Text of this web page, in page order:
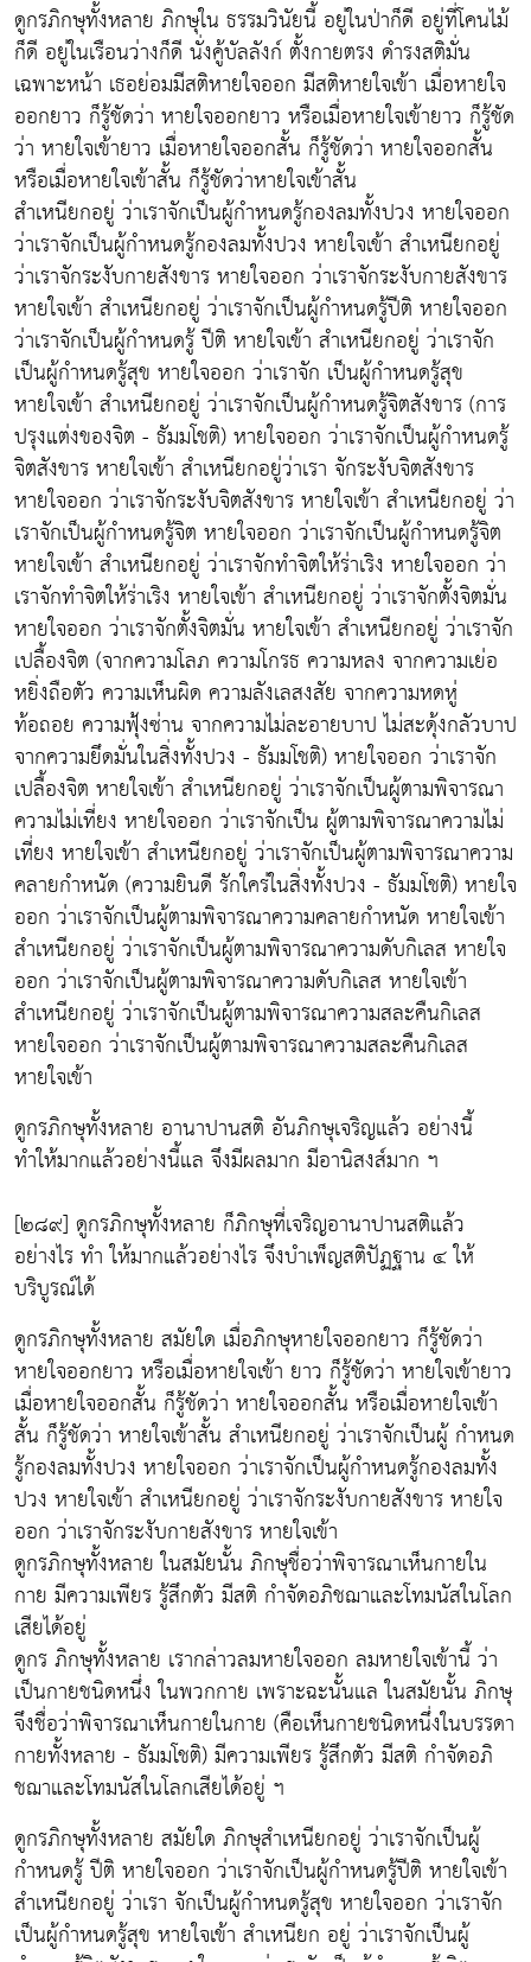
ดูกรภิกษุทั้งหลาย ภิกษุใน ธรรมวินัยนี้ อยู่ในป่าก็ดี อยู่ที่โคนไม้
ก็ดี อยู่ในเรือนว่างก็ดี นั่งคู้บัลลังก์ ตั้งกายตรง ดำรงสติมั่น
เฉพาะหน้า เธอย่อมมีสติหายใจออก มีสติหายใจเข้า เมื่อหายใจ
ออกยาว ก็รู้ชัดว่า หายใจออกยาว หรือเมื่อหายใจเข้ายาว ก็รู้ชัด
ว่า หายใจเข้ายาว เมื่อหายใจออกสั้น ก็รู้ชัดว่า หายใจออกสั้น
หรือเมื่อหายใจเข้าสั้น ก็รู้ชัดว่าหายใจเข้าสั้น
สำเหนียกอยู่ ว่าเราจักเป็นผู้กำหนดรู้กองลมทั้งปวง หายใจออก
ว่าเราจักเป็นผู้กำหนดรู้กองลมทั้งปวง หายใจเข้า สำเหนียกอยู่
ว่าเราจักระงับกายสังขาร หายใจออก ว่าเราจักระงับกายสังขาร
หายใจเข้า สำเหนียกอยู่ ว่าเราจักเป็นผู้กำหนดรู้ปีติ หายใจออก
ว่าเราจักเป็นผู้กำหนดรู้ ปีติ หายใจเข้า สำเหนียกอยู่ ว่าเราจัก
เป็นผู้กำหนดรู้สุข หายใจออก ว่าเราจัก เป็นผู้กำหนดรู้สุข
หายใจเข้า สำเหนียกอยู่ ว่าเราจักเป็นผู้กำหนดรู้จิตสังขาร (การ
ปรุงแต่งของจิต - ธัมมโชติ) หายใจออก ว่าเราจักเป็นผู้กำหนดรู้
จิตสังขาร หายใจเข้า สำเหนียกอยู่ว่าเรา จักระงับจิตสังขาร
หายใจออก ว่าเราจักระงับจิตสังขาร หายใจเข้า สำเหนียกอยู่ ว่า
เราจักเป็นผู้กำหนดรู้จิต หายใจออก ว่าเราจักเป็นผู้กำหนดรู้จิต
หายใจเข้า สำเหนียกอยู่ ว่าเราจักทำจิตให้ร่าเริง หายใจออก ว่า
เราจักทำจิตให้ร่าเริง หายใจเข้า สำเหนียกอยู่ ว่าเราจักตั้งจิตมั่น
หายใจออก ว่าเราจักตั้งจิตมั่น หายใจเข้า สำเหนียกอยู่ ว่าเราจัก
เปลื้องจิต (จากความโลภ ความโกรธ ความหลง จากความเย่อ
หยิ่งถือตัว ความเห็นผิด ความลังเลสงสัย จากความหดหู่
ท้อถอย ความฟุ้งซ่าน จากความไม่ละอายบาป ไม่สะดุ้งกลัวบาป
จากความยึดมั่นในสิ่งทั้งปวง - ธัมมโชติ) หายใจออก ว่าเราจัก
เปลื้องจิต หายใจเข้า สำเหนียกอยู่ ว่าเราจักเป็นผู้ตามพิจารณา
ความไม่เที่ยง หายใจออก ว่าเราจักเป็น ผู้ตามพิจารณาความไม่
เที่ยง หายใจเข้า สำเหนียกอยู่ ว่าเราจักเป็นผู้ตามพิจารณาความ
คลายกำหนัด (ความยินดี รักใคร่ในสิ่งทั้งปวง - ธัมมโชติ) หายใจ
ออก ว่าเราจักเป็นผู้ตามพิจารณาความคลายกำหนัด หายใจเข้า
สำเหนียกอยู่ ว่าเราจักเป็นผู้ตามพิจารณาความดับกิเลส หายใจ
ออก ว่าเราจักเป็นผู้ตามพิจารณาความดับกิเลส หายใจเข้า
สำเหนียกอยู่ ว่าเราจักเป็นผู้ตามพิจารณาความสละคืนกิเลส
หายใจออก ว่าเราจักเป็นผู้ตามพิจารณาความสละคืนกิเลส
หายใจเข้า
ดูกรภิกษุทั้งหลาย อานาปานสติ อันภิกษุเจริญแล้ว อย่างนี้
ทำให้มากแล้วอย่างนี้แล จึงมีผลมาก มีอานิสงส์มาก ฯ
[๒๘๙] ดูกรภิกษุทั้งหลาย ก็ภิกษุที่เจริญอานาปานสติแล้ว
อย่างไร ทำ ให้มากแล้วอย่างไร จึงบำเพ็ญสติปัฏฐาน ๔ ให้
บริบูรณ์ได้
ดูกรภิกษุทั้งหลาย สมัยใด เมื่อภิกษุหายใจออกยาว ก็รู้ชัดว่า
หายใจออกยาว หรือเมื่อหายใจเข้า ยาว ก็รู้ชัดว่า หายใจเข้ายาว
เมื่อหายใจออกสั้น ก็รู้ชัดว่า หายใจออกสั้น หรือเมื่อหายใจเข้า
สั้น ก็รู้ชัดว่า หายใจเข้าสั้น สำเหนียกอยู่ ว่าเราจักเป็นผู้ กำหนด
รู้กองลมทั้งปวง หายใจออก ว่าเราจักเป็นผู้กำหนดรู้กองลมทั้ง
ปวง หายใจเข้า สำเหนียกอยู่ ว่าเราจักระงับกายสังขาร หายใจ
ออก ว่าเราจักระงับกายสังขาร หายใจเข้า
ดูกรภิกษุทั้งหลาย ในสมัยนั้น ภิกษุชื่อว่าพิจารณาเห็นกายใน
กาย มีความเพียร รู้สึกตัว มีสติ กำจัดอภิชฌาและโทมนัสในโลก
เสียได้อยู่
ดูกร ภิกษุทั้งหลาย เรากล่าวลมหายใจออก ลมหายใจเข้านี้ ว่า
เป็นกายชนิดหนึ่ง ในพวกกาย เพราะฉะนั้นแล ในสมัยนั้น ภิกษุ
จึงชื่อว่าพิจารณาเห็นกายในกาย (คือเห็นกายชนิดหนึ่งในบรรดา
กายทั้งหลาย - ธัมมโชติ) มีความเพียร รู้สึกตัว มีสติ กำจัดอภิ
ชฌาและโทมนัสในโลกเสียได้อยู่ ฯ
ดูกรภิกษุทั้งหลาย สมัยใด ภิกษุสำเหนียกอยู่ ว่าเราจักเป็นผู้
กำหนดรู้ ปีติ หายใจออก ว่าเราจักเป็นผู้กำหนดรู้ปีติ หายใจเข้า
สำเหนียกอยู่ ว่าเรา จักเป็นผู้กำหนดรู้สุข หายใจออก ว่าเราจัก
เป็นผู้กำหนดรู้สุข หายใจเข้า สำเหนียก อยู่ ว่าเราจักเป็นผู้